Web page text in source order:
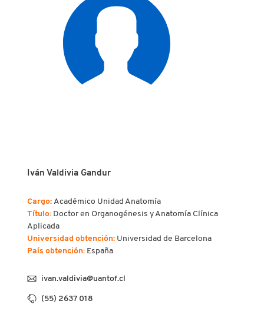
Iván Valdivia Gandur
Cargo: Académico Unidad Anatomía
Título: Doctor en Organogénesis y Anatomía Clínica
Aplicada
Universidad obtención: Universidad de Barcelona
País obtención: España
ivan.valdivia@uantof.cl
(55) 2637 018